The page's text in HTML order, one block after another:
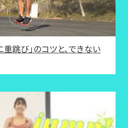
重跳び」のコツと、できない